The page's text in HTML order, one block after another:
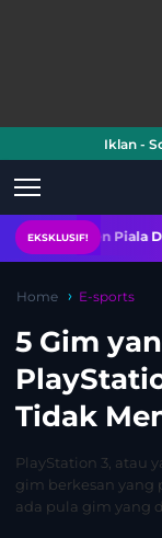
Iklan -
EKSKLUSIF!
Piala Dunia 2026
Home E-sports
5 Gim
Tidak
PlayStation 3, atau
gim berkesan
ada pula gim yang